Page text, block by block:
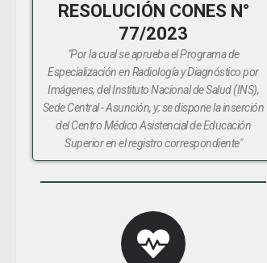
RESOLUCIÓN CONES N°
77/2023
"Por la cual se aprueba el Programa de
Especialización en Radiología y Diagnóstico por
Imágenes, del Instituto Nacional de Salud (INS),
Sede Central - Asunción, y; se dispone la inserción
del Centro Médico Asistencial de Educación
Superior en el registro correspondiente"